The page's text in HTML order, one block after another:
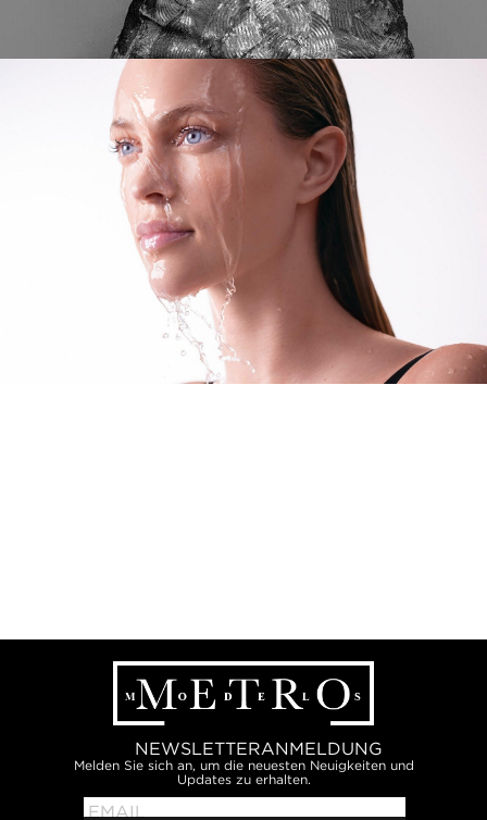
NEWSLETTERANMELDUNG
Melden Sie sich an, um die neuesten Neuigkeiten und
Updates zu erhalten.